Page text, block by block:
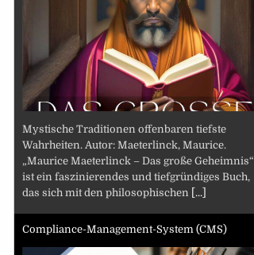
Mystische Traditionen offenbaren tiefste
Wahrheiten. Autor: Maeterlinck, Maurice.
„Maurice Maeterlinck – Das große Geheimnis“
ist ein faszinierendes und tiefgründiges Buch,
das sich mit den philosophischen [...]
Compliance-Management-System (CMS)